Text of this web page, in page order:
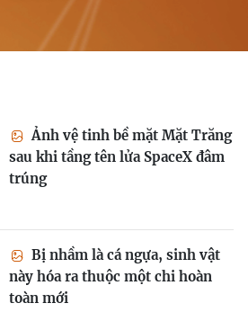
Ảnh vệ tinh bề mặt Mặt Trăng
sau khi tầng tên lửa SpaceX đâm
trúng
Bị nhầm là cá ngựa, sinh vật
này hóa ra thuộc một chi hoàn
toàn mới